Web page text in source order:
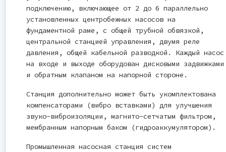
подключению, включающее от 2 до 6 параллельно
установленных центробежных насосов на
фундаментной раме, с общей трубной обвязкой,
центральной станцией управления, двумя реле
давления, общей кабельной разводкой. Каждый насос
на входе и выходе оборудован дисковыми задвижками
и обратным клапаном на напорной стороне.
Станция дополнительно может быть укомплектована
компенсаторами (вибро вставками) для улучшения
звуко-виброизоляции, магнито-сетчатым фильтром,
мембранным напорным баком (гидроаккумулятором).
Промышленная насосная станция систем